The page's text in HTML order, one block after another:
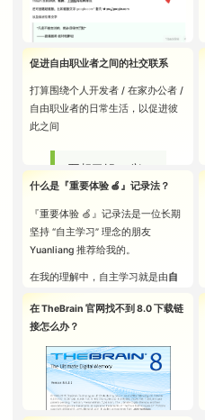
开源项目地址
TAKEN.
> INVENTORY
YOU ARE
CARRING: A
LAMP
>
BLACK. YOU
ARE LIKELY
TO BE EATEN
BY A GRUE.
上面这段话来自科学杂志 2010 年
的一篇公开论文：“A Wandering
Mind Is an Unhappy Mind”，它带
给读者的启发是：无论拥有多么专
业的知识管理软件，掌握了多么高
超的使用技巧，都比不上
活的具体任务时，效率不会低。😄
走神的大脑，就是不快乐的大脑
动，鼓励大家自由交流 😃
若想连接到与自己兴趣相似的人，
可以尝试总结个人兴趣关键词并发
个人原创作品或很喜欢的创作者。
pimgeek 也会尝试发起一些深度个
人访谈，了解一些朋友的兴趣爱
好。 😎
注：可直接用微信(WeChat) 或Twitter 与
开源、免费、支持纯本地使用的通
用笔记管理工具，可做为 Notion.so
的替代 (暂不支持 Notion 数据库等
高级功能)
TriliumNext 0.90.5 Beta (中文界面
翻译完成度 60%+)
Windows (x64) 安装包·
城通网盘下载
网盘下载
直接访问pimgeek 的公开日程表
预约技术支持服务 😃
促进自由职业者之间的社交联系
打算围绕个人开发者 / 在家办公者 /
自由职业者的日常生活，以促进彼
此之间
互相了解 ➠ 兴
趣匹配 ➠ 深入
交流
为目的，把我了解的相关信息持续
个人数字花园网站
中 🤔
人网站/独立博客相关信息
什么是『重要体验 🍏』记录法？
『重要体验 🍏』记录法是一位长期
坚持 “自主学习” 理念的朋友
Yuanliang 推荐给我的。
在我的理解中，自主学习就是由自
己做主的学习
力（如获取学位或资格证书等）也
能坚持，主要由个人兴趣驱动。
而所谓重要体验，就是那些只有亲
自经历过一件事才会拥有的体验。
比如，只有亲自吃过苹果，才能真
切地体验到苹果的酸、甜、脆、涩
在 TheBrain 官网找不到 8.0 下载链
接怎么办？